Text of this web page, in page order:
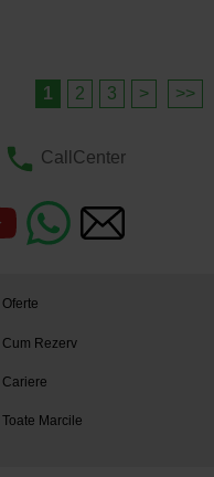
1 2 3 > >>
CallCenter
Oferte
Cum Rezerv
Cariere
Toate Marcile